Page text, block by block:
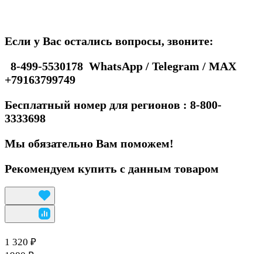
Если у Вас остались вопросы, звоните:
8-499-5530178 WhatsApp / Telegram / MAX
+79163799749
Бесплатный номер для регионов : 8-800-
3333698
Мы обязательно Вам поможем!
Рекомендуем купить с данным товаром
1 320 ₽